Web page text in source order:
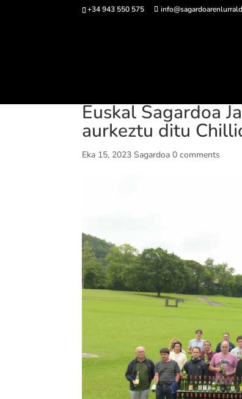
+34 943 550 575
Euskal Sagardoa
aurkeztu ditu
Eka 15, 2023 Sagardoa 0 comments